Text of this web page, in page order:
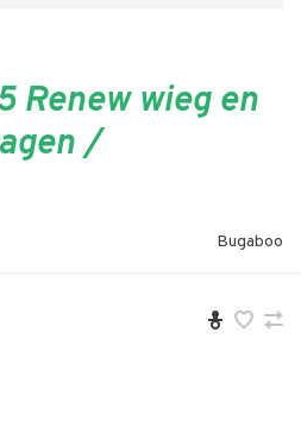
Renew wieg en
/
Bugaboo